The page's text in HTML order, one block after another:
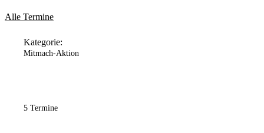
Alle Termine
Kategorie:
Mitmach-Aktion
5 Termine